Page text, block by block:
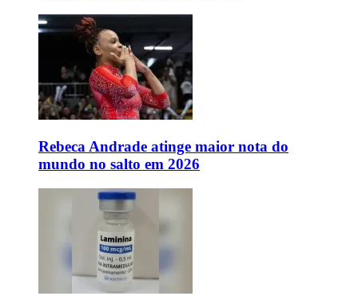
Rebeca Andrade atinge maior nota do
mundo no salto em 2026